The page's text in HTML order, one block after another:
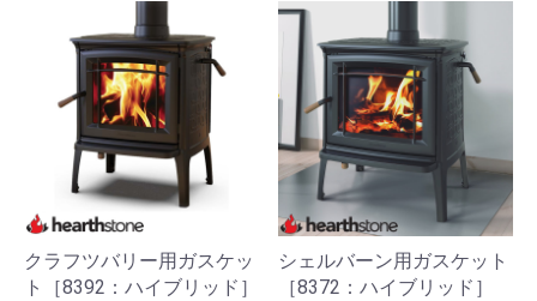
クラフツバリー用ガスケッ
ト［8392：ハイブリッド］
シェルバーン用ガスケット
［8372：ハイブリッド］